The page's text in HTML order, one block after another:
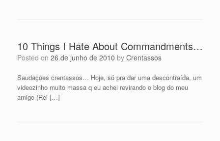
10 Things I Hate About Commandments…
Posted on 26 de junho de 2010 by Crentassos
Saudações crentassos… Hoje, só pra dar uma descontraída, um
videozinho muito massa q eu achei revirando o blog do meu
amigo (Rei […]